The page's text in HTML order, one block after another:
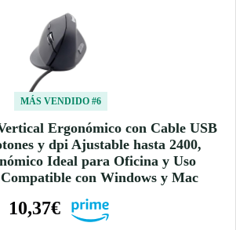
MÁS VENDIDO #6
Ergonómico con Cable USB
y dpi Ajustable hasta 2400,
Ideal para Oficina y Uso
con Windows y Mac
10,37€